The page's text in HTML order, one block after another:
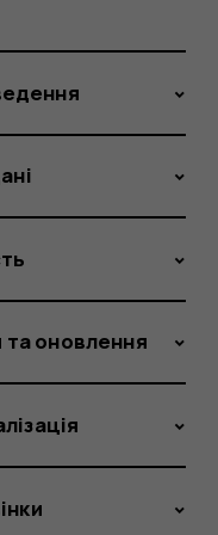
та оновлення